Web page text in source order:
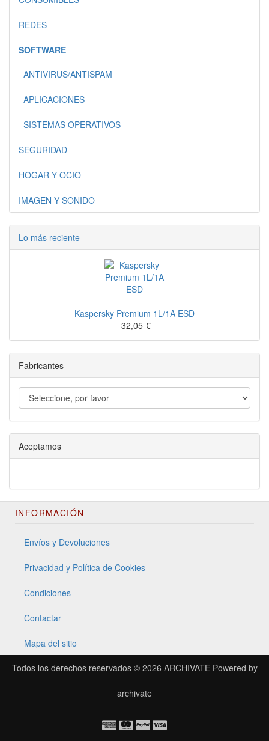
REDES
SOFTWARE
ANTIVIRUS/ANTISPAM
APLICACIONES
SISTEMAS OPERATIVOS
SEGURIDAD
HOGAR Y OCIO
IMAGEN Y SONIDO
Lo más reciente
Kaspersky Premium 1L/1A ESD
32,05 €
Fabricantes
Aceptamos
INFORMACIÓN
Envíos y Devoluciones
Privacidad y Política de Cookies
Condiciones
Contactar
Mapa del sitio
Todos los derechos reservados © 2026 ARCHIVATEPowered by
archivate